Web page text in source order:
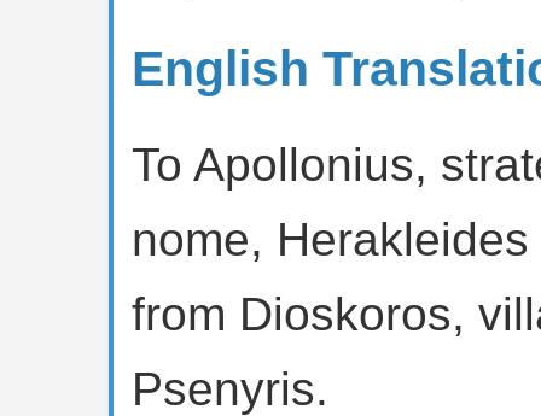
English
To Apollonius,
nome,
from Dioskoros,
Psenyris.